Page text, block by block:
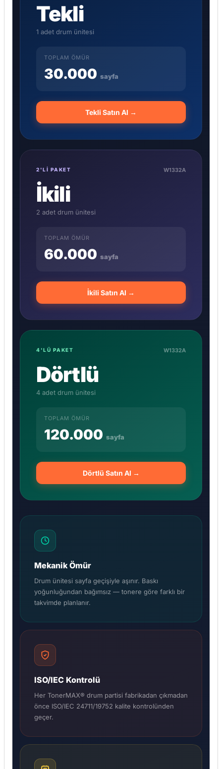
Tekli
1 adet drum ünitesi
TOPLAM ÖMÜR
30.000 sayfa
Tekli Satın Al →
2'Lİ PAKET W1332A
İkili
2 adet drum ünitesi
TOPLAM ÖMÜR
60.000 sayfa
İkili Satın Al →
4'LÜ PAKET W1332A
Dörtlü
4 adet drum ünitesi
TOPLAM ÖMÜR
120.000 sayfa
Dörtlü Satın Al →
Mekanik Ömür
Drum ünitesi sayfa geçişiyle aşınır. Baskı
yoğunluğundan bağımsız — tonere göre farklı bir
takvimde planlanır.
ISO/IEC Kontrolü
Her TonerMAX® drum partisi fabrikadan çıkmadan
önce ISO/IEC 24711/19752 kalite kontrolünden
geçer.